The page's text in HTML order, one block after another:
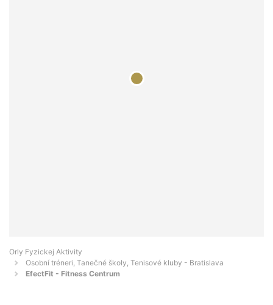
Orly Fyzickej Aktivity
Osobní tréneri, Tanečné školy, Tenisové kluby - Bratislava
EfectFit - Fitness Centrum